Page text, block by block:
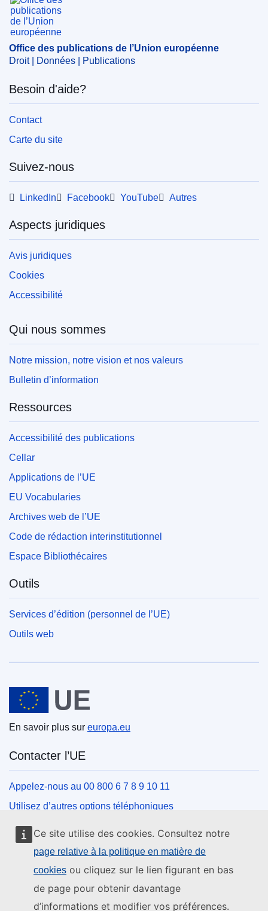
Ce site utilise des cookies. Consultez notre
page relative à la politique en matière de
cookies ou cliquez sur le lien figurant en bas
de page pour obtenir davantage
d’informations et modifier vos préférences.
Office des publications de l’Union européenne
Droit | Données | Publications
Besoin d'aide?
Contact
Carte du site
Suivez-nous
LinkedIn Facebook YouTube Autres
Aspects juridiques
Avis juridiques
Cookies
Accessibilité
Qui nous sommes
Notre mission, notre vision et nos valeurs
Bulletin d’information
Ressources
Accessibilité des publications
Cellar
Applications de l’UE
EU Vocabularies
Archives web de l’UE
Code de rédaction interinstitutionnel
Espace Bibliothécaires
Outils
Services d’édition (personnel de l’UE)
Outils web
Union européenne
En savoir plus sur europa.eu
Contacter l’UE
Appelez-nous au 00 800 6 7 8 9 10 11
Utilisez d’autres options téléphoniques
Écrivez-nous au moyen de notre formulaire de contact
Rencontrez-nous dans un des centres de l’UE
Réseaux sociaux